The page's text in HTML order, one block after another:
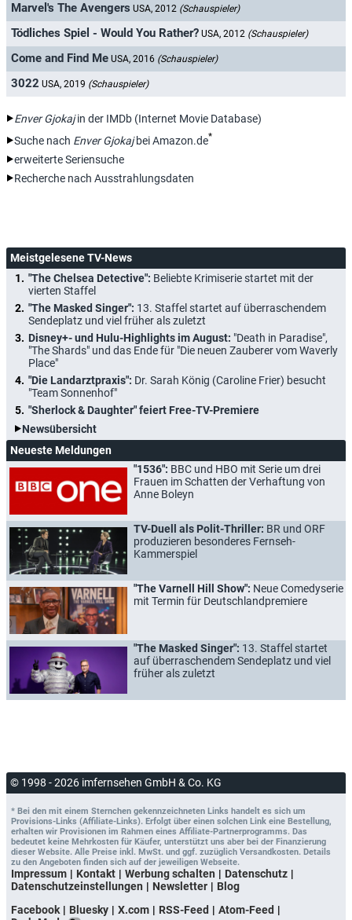
Marvel's The Avengers USA, 2012 (Schauspieler)
Tödliches Spiel - Would You Rather? USA, 2012 (Schauspieler)
Come and Find Me USA, 2016 (Schauspieler)
3022 USA, 2019 (Schauspieler)
Enver Gjokajin der IMDb (Internet Movie Database)
Suche nach Enver Gjokajbei Amazon.de*
erweiterte Seriensuche
Recherche nach Ausstrahlungsdaten
Meistgelesene TV-News
"The Chelsea Detective": Beliebte Krimiserie startet mit der
vierten Staffel
"The Masked Singer": 13. Staffel startet auf überraschendem
Sendeplatz und viel früher als zuletzt
Disney+- und Hulu-Highlights im August: "Death in Paradise",
"The Shards" und das Ende für "Die neuen Zauberer vom Waverly
Place"
"Die Landarztpraxis": Dr. Sarah König (Caroline Frier) besucht
"Team Sonnenhof"
"Sherlock & Daughter" feiert Free-TV-Premiere
Newsübersicht
Neueste Meldungen
"1536": BBC und HBO mit Serie um drei
Frauen im Schatten der Verhaftung von
Anne Boleyn
TV-Duell als Polit-Thriller: BR und ORF
produzieren besonderes Fernseh-
Kammerspiel
"The Varnell Hill Show": Neue Comedyserie
mit Termin für Deutschlandpremiere
"The Masked Singer": 13. Staffel startet
auf überraschendem Sendeplatz und viel
früher als zuletzt
© 1998 - 2026 imfernsehen GmbH & Co. KG
* Bei den mit einem Sternchen gekennzeichneten Links handelt es sich um
Provisions-Links (Affiliate-Links). Erfolgt über einen solchen Link eine Bestellung,
erhalten wir Provisionen im Rahmen eines Affiliate-Partnerprogramms. Das
bedeutet keine Mehrkosten für Käufer, unterstützt uns aber bei der Finanzierung
dieser Website. Alle Preise inkl. MwSt. und ggf. zuzüglich Versandkosten. Details
zu den Angeboten finden sich auf der jeweiligen Webseite.
Impressum Kontakt Werbung schalten
Datenschutz
Datenschutzeinstellungen
Newsletter
Blog
Facebook
Bluesky X.com RSS-Feed
Atom-Feed